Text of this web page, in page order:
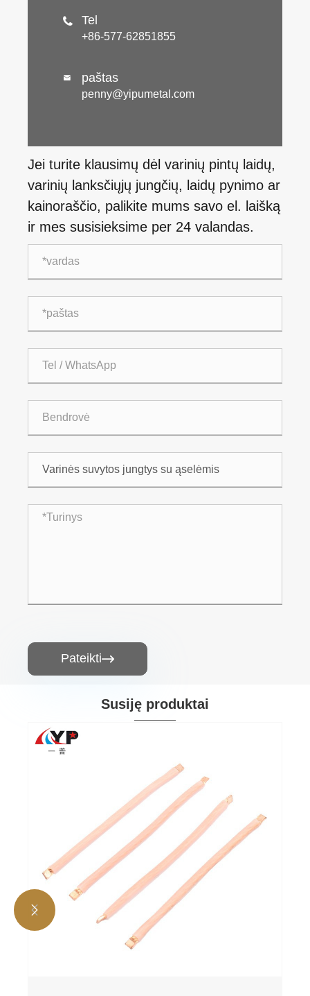
 Tel
+86-577-62851855
 paštas
penny@yipumetal.com
Jei turite klausimų dėl varinių pintų laidų,
varinių lanksčiųjų jungčių, laidų pynimo ar
kainoraščio, palikite mums savo el. laišką
ir mes susisieksime per 24 valandas.
Pateikti
Susiję produktai

